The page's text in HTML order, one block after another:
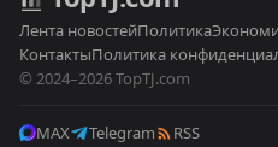
Лента новостейПолитика
КонтактыПолитика
© 2024–2026 TopTJ.com
MAX Telegram RSS